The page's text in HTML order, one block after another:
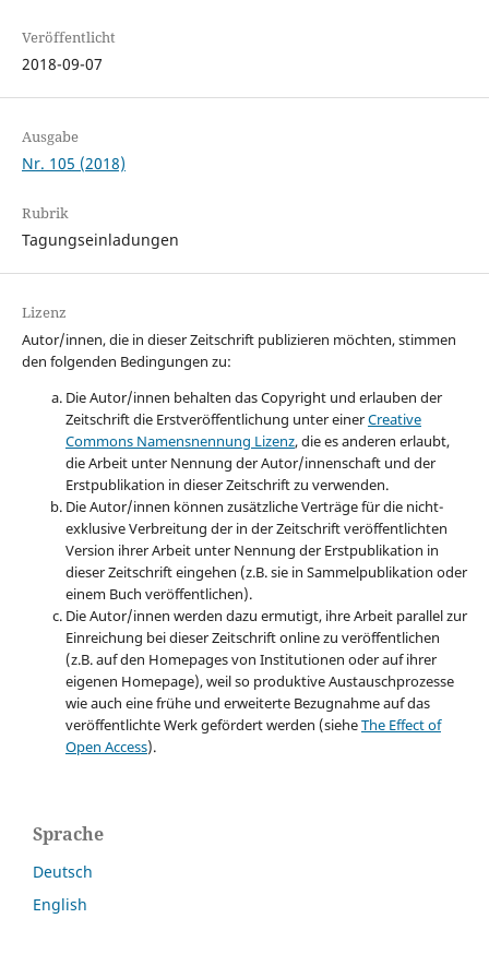
Veröffentlicht
2018-09-07
Ausgabe
Nr. 105 (2018)
Rubrik
Tagungseinladungen
Lizenz
Autor/innen, die in dieser Zeitschrift publizieren möchten, stimmen
den folgenden Bedingungen zu:
Die Autor/innen behalten das Copyright und erlauben der
Zeitschrift die Erstveröffentlichung unter einerCreative
Commons Namensnennung Lizenz, die es anderen erlaubt,
die Arbeit unter Nennung der Autor/innenschaft und der
Erstpublikation in dieser Zeitschrift zu verwenden.
Die Autor/innen können zusätzliche Verträge für die nicht-
exklusive Verbreitung der in der Zeitschrift veröffentlichten
Version ihrer Arbeit unter Nennung der Erstpublikation in
dieser Zeitschrift eingehen (z.B. sie in Sammelpublikation oder
einem Buch veröffentlichen).
Die Autor/innen werden dazu ermutigt, ihre Arbeit parallel zur
Einreichung bei dieser Zeitschrift online zu veröffentlichen
(z.B. auf den Homepages von Institutionen oder auf ihrer
eigenen Homepage), weil so produktive Austauschprozesse
wie auch eine frühe und erweiterte Bezugnahme auf das
veröffentlichte Werk gefördert werden (sieheThe Effect of
Open Access).
Sprache
Deutsch
English